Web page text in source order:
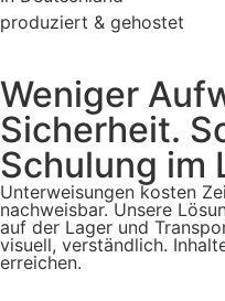
produziert & gehostet
Weniger
Sicherheit.
Schulung im
Unterweisungen kosten
nachweisbar. Unsere
auf der Lager und
visuell, verständlich.
erreichen.